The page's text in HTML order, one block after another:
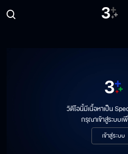
วิดีโอนี้มีเนื้อหาเป็น
กรุณาเข้าสู่ระบบเ
เข้าสู่ระบบ